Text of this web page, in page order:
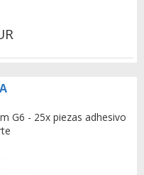
G6 - 25x piezas adhesivo